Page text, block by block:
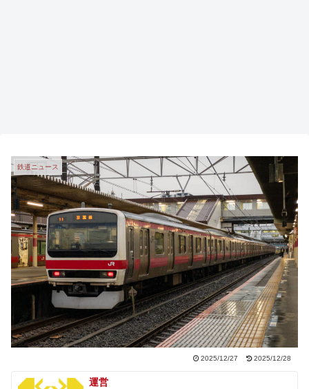
鉄道ニュース
2025/12/27 2025/12/28
運営